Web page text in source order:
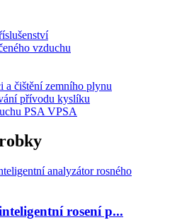
vzduchu
a čištění zemního plynu
přívodu kyslíku
PSA VPSA
rosení p...